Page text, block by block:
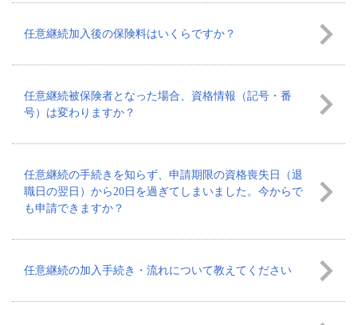
任意継続加入後の保険料はいくらですか？
任意継続被保険者となった場合、資格情報（記号・番
号）は変わりますか？
任意継続の手続きを知らず、申請期限の資格喪失日（退
職日の翌日）から20日を過ぎてしまいました。今からで
も申請できますか？
任意継続の加入手続き・流れについて教えてください